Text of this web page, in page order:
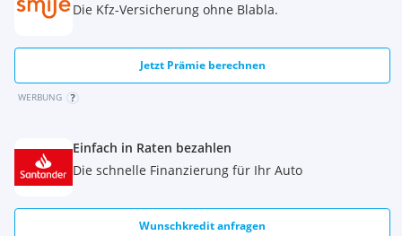
Die Kfz-Versicherung ohne Blabla.
Jetzt Prämie berechnen
WERBUNG
Einfach in Raten bezahlen
Die schnelle Finanzierung für Ihr Auto
Wunschkredit anfragen